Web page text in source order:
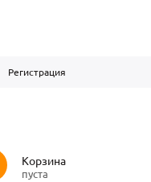
Регистрация
0 Корзина
пуста